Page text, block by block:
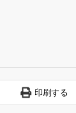
印刷する